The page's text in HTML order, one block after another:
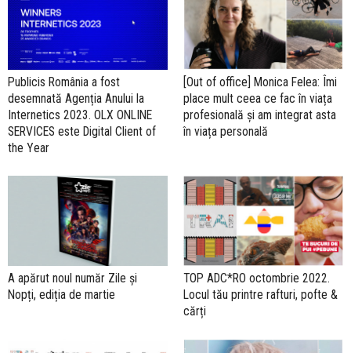
Publicis România a fost
desemnată Agenția Anului la
Internetics 2023. OLX ONLINE
SERVICES este Digital Client of
the Year
[Out of office] Monica Felea: Îmi
place mult ceea ce fac în viața
profesională și am integrat asta
în viața personală
A apărut noul număr Zile și
Nopți, ediția de martie
TOP ADC*RO octombrie 2022.
Locul tău printre rafturi, pofte &
cărți